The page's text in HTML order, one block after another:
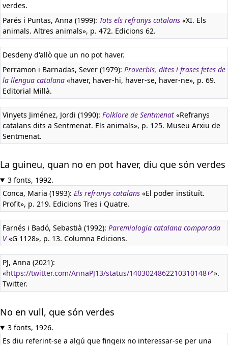
verdes.
Parés i Puntas, Anna (1999): Tots els refranys catalans «XI. Els
animals. Altres animals», p. 472. Edicions 62.
Desdeny d'allò que un no pot haver.
Perramon i Barnadas, Sever (1979): Proverbis, dites i frases fetes de
la llengua catalana «haver, haver-hi, haver-se, haver-ne», p. 69.
Editorial Millà.
Vinyets Jiménez, Jordi (1990): Folklore de Sentmenat «Refranys
catalans dits a Sentmenat. Els animals», p. 125. Museu Arxiu de
Sentmenat.
La guineu, quan no en pot haver, diu que són verdes
3 fonts, 1992.
Conca, Maria (1993): Els refranys catalans «El poder instituït.
Profit», p. 219. Edicions Tres i Quatre.
Farnés i Badó, Sebastià (1992): Paremiologia catalana comparada
V«G 1128», p. 13. Columna Edicions.
PJ, Anna (2021):
«https://twitter.com/AnnaPJ13/status/1403024862210310148
».
Twitter.
No en vull, que són verdes
3 fonts, 1926.
Es diu referint-se a algú que fingeix no interessar-se per una